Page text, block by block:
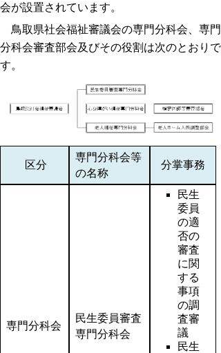
会が設置されています。
鳥取県社会福祉審議会の専門分科会、専門
分科会審査部会及びその役割は次のとおりで
す。
区分
専門分科会等
の名称
分掌事務
専門分科会
民生委員審査
専門分科会
民生
委員
の適
否の
審査
に関
する
事項
の調
査審
議
民生